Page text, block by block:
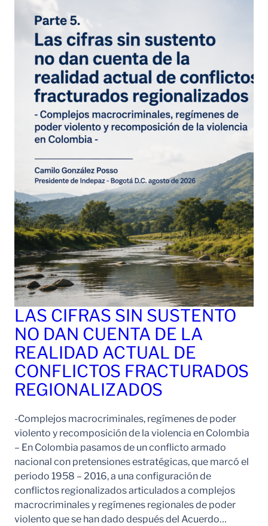
LAS CIFRAS SIN SUSTENTO
NO DAN CUENTA DE LA
REALIDAD ACTUAL DE
CONFLICTOS FRACTURADOS
REGIONALIZADOS
-Complejos macrocriminales, regímenes de poder
violento y recomposición de la violencia en Colombia
– En Colombia pasamos de un conflicto armado
nacional con pretensiones estratégicas, que marcó el
periodo 1958 – 2016, a una configuración de
conflictos regionalizados articulados a complejos
macrocriminales y regímenes regionales de poder
violento que se han dado después del Acuerdo…